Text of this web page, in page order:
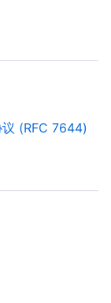
(RFC 7644)